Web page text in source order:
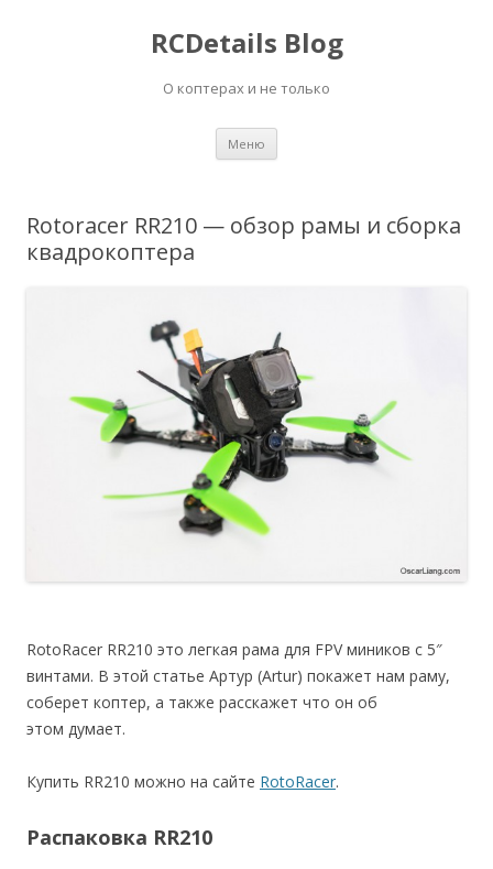
RCDetails Blog
О коптерах и не только
Меню
Rotoracer RR210 — обзор рамы и сборка
квадрокоптера
RotoRacer RR210 это легкая рама для FPV миников с 5″
винтами. В этой статье Артур (Artur) покажет нам раму,
соберет коптер, а также расскажет что он об
этом думает.
Купить RR210 можно на сайте RotoRacer.
Распаковка RR210